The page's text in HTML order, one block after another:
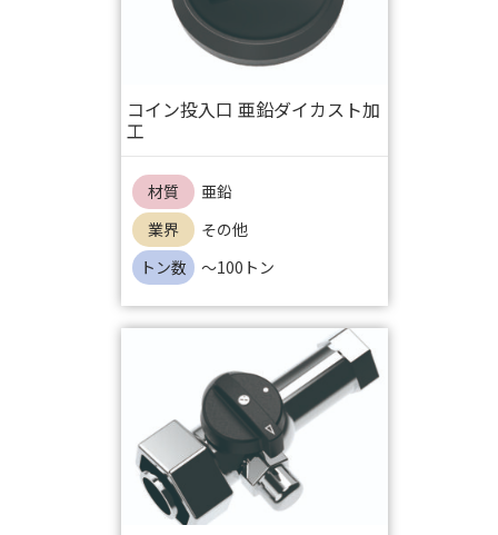
コイン投入口 亜鉛ダイカスト加
工
材質
亜鉛
業界
その他
トン数
～100トン